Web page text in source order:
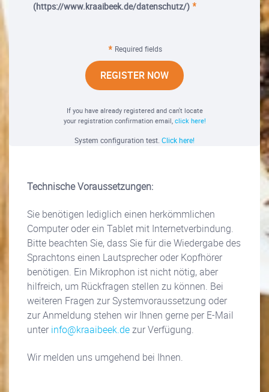
(https://www.kraaibeek.de/datenschutz/)
Required fields
REGISTER NOW
If you have already registered and can't locate
your registration confirmation email, click here!
System configuration test. Click here!
Technische Voraussetzungen:
Sie benötigen lediglich einen herkömmlichen
Computer oder ein Tablet mit Internetverbindung.
Bitte beachten Sie, dass Sie für die Wiedergabe des
Sprachtons einen Lautsprecher oder Kopfhörer
benötigen. Ein Mikrophon ist nicht nötig, aber
hilfreich, um Rückfragen stellen zu können. Bei
weiteren Fragen zur Systemvoraussetzung oder
zur Anmeldung stehen wir Ihnen gerne per E-Mail
unter info@kraaibeek.dezur Verfügung.
Wir melden uns umgehend bei Ihnen.